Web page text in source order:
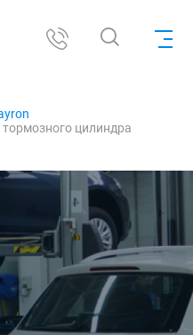
цилиндра